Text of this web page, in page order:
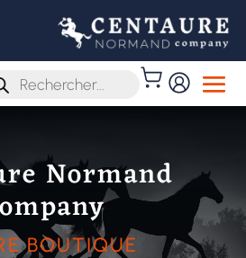
Normand
BOUTIQUE